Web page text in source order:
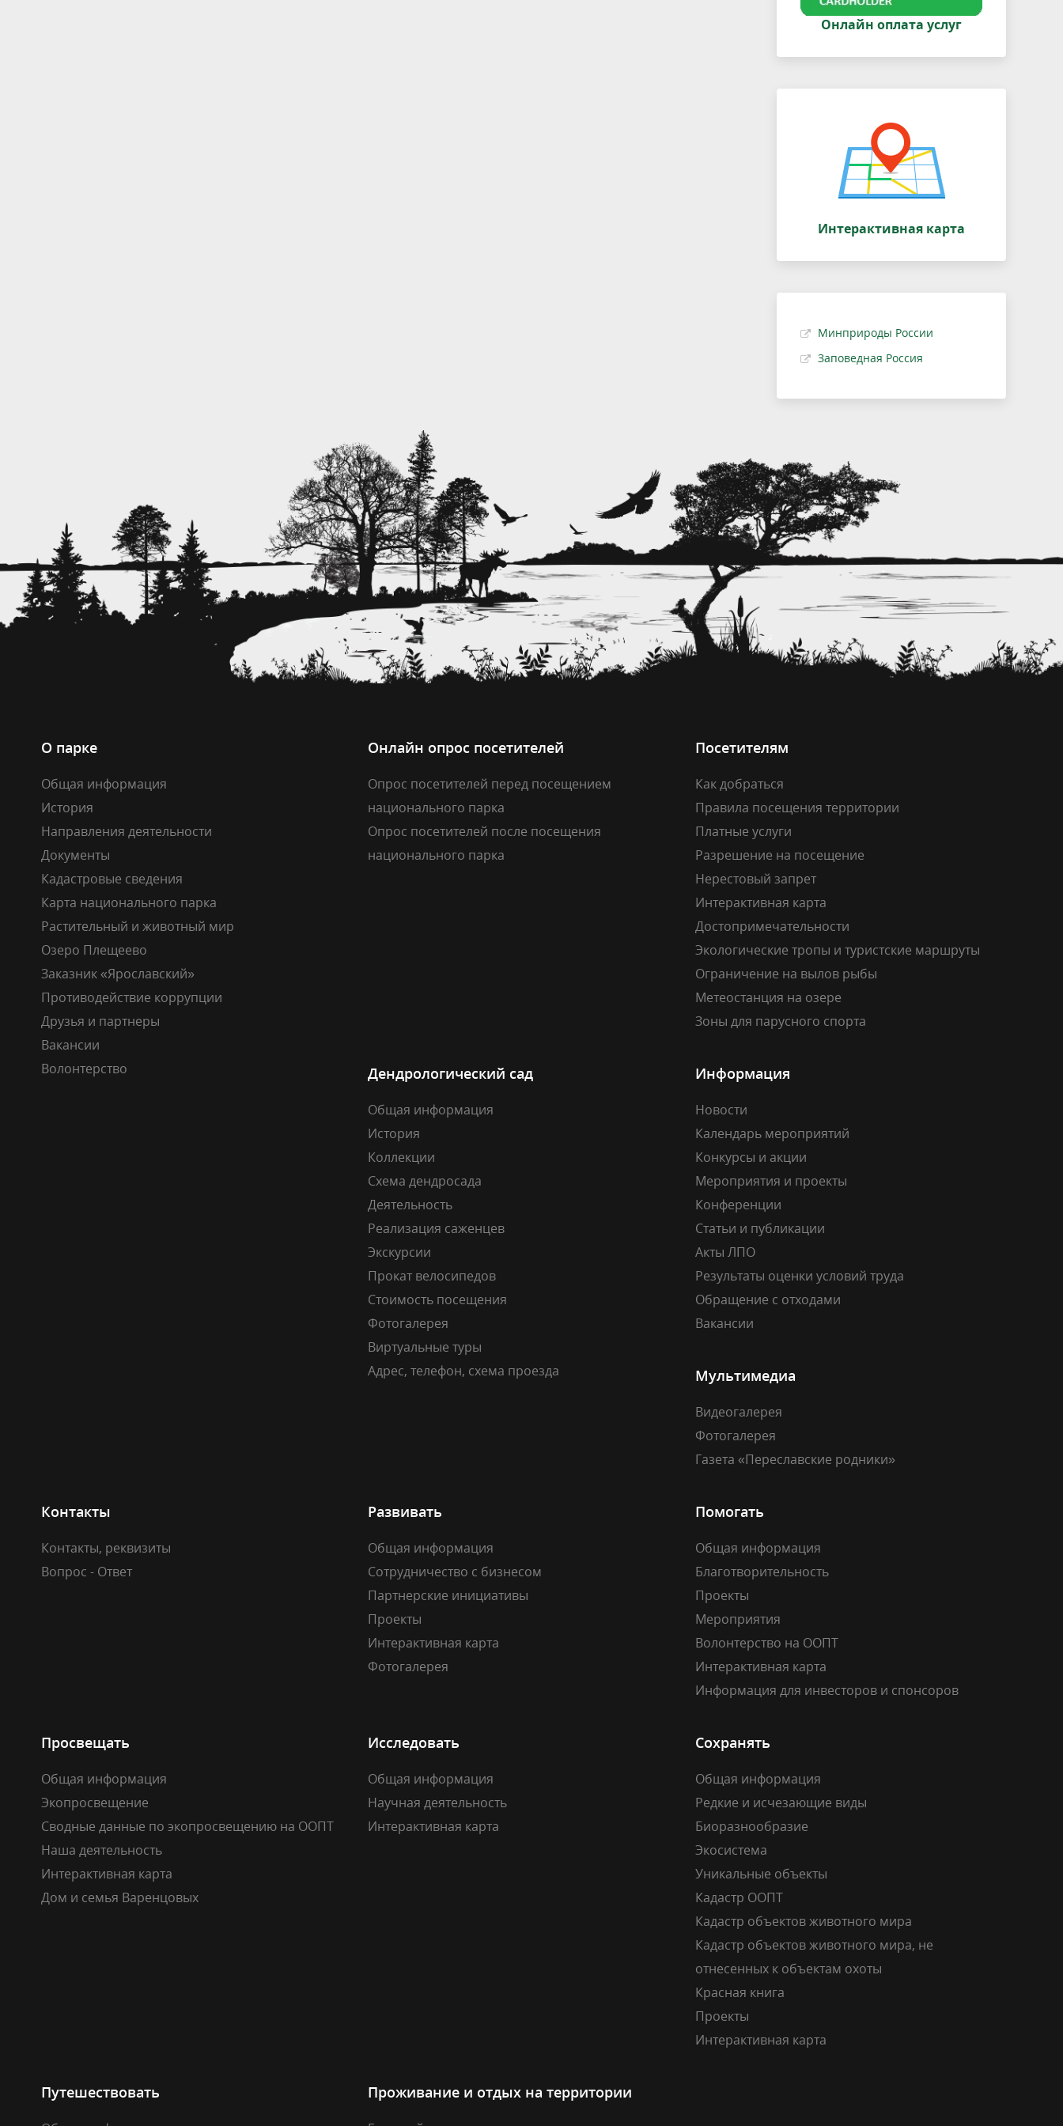
Онлайн оплата услуг
Интерактивная карта
Минприроды России
Заповедная Россия
О парке
Общая информация
История
Направления деятельности
Документы
Кадастровые сведения
Карта национального парка
Растительный и животный мир
Озеро Плещеево
Заказник «Ярославский»
Противодействие коррупции
Друзья и партнеры
Вакансии
Волонтерство
Онлайн опрос посетителей
Опрос посетителей перед посещением
национального парка
Опрос посетителей после посещения
национального парка
Посетителям
Как добраться
Правила посещения территории
Платные услуги
Разрешение на посещение
Нерестовый запрет
Интерактивная карта
Достопримечательности
Экологические тропы и туристские маршруты
Ограничение на вылов рыбы
Метеостанция на озере
Зоны для парусного спорта
Дендрологический сад
Общая информация
История
Коллекции
Схема дендросада
Деятельность
Реализация саженцев
Экскурсии
Прокат велосипедов
Стоимость посещения
Фотогалерея
Виртуальные туры
Адрес, телефон, схема проезда
Информация
Новости
Календарь мероприятий
Конкурсы и акции
Мероприятия и проекты
Конференции
Статьи и публикации
Акты ЛПО
Результаты оценки условий труда
Обращение с отходами
Вакансии
Мультимедиа
Видеогалерея
Фотогалерея
Газета «Переславские родники»
Контакты
Контакты, реквизиты
Вопрос - Ответ
Развивать
Общая информация
Сотрудничество с бизнесом
Партнерские инициативы
Проекты
Интерактивная карта
Фотогалерея
Помогать
Общая информация
Благотворительность
Проекты
Мероприятия
Волонтерство на ООПТ
Интерактивная карта
Информация для инвесторов и спонсоров
Просвещать
Общая информация
Экопросвещение
Сводные данные по экопросвещению на ООПТ
Наша деятельность
Интерактивная карта
Дом и семья Варенцовых
Исследовать
Общая информация
Научная деятельность
Интерактивная карта
Сохранять
Общая информация
Редкие и исчезающие виды
Биоразнообразие
Экосистема
Уникальные объекты
Кадастр ООПТ
Кадастр объектов животного мира
Кадастр объектов животного мира, не
отнесенных к объектам охоты
Красная книга
Проекты
Интерактивная карта
Путешествовать Проживание и отдых на территории